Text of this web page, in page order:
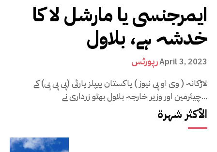
ایمرجنسی یا مارشل لا کا
خدشہ ہے، بلاول
رپورٹسApril 3, 2023
لاڑکانہ ( وی او پی نیوز ) پاکستان پیپلز پارٹی (پی پی پی) کے
چیئرمین اور وزیر خارجہ بلاول بھٹو زرداری نے...
الأكثر شهرة